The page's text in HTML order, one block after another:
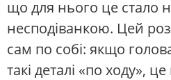
що для нього це стало
несподіванкою. Цей
сам по собі: якщо
такі деталі «по ходу»,